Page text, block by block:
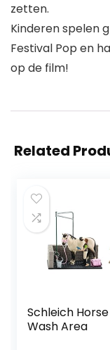
zetten.
Kinderen spelen
Festival Pop en
op de film!
Related
Schleich Horse
Wash Area